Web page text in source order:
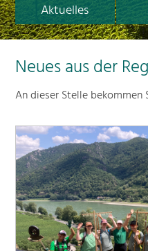
Aktuelles
Neues aus der
An dieser Stelle